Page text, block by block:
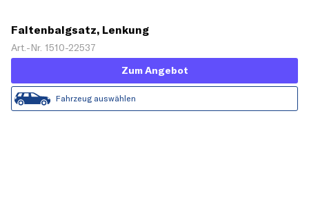
Faltenbalgsatz, Lenkung
Art.-Nr. 1510-22537
Zum Angebot
Fahrzeug auswählen